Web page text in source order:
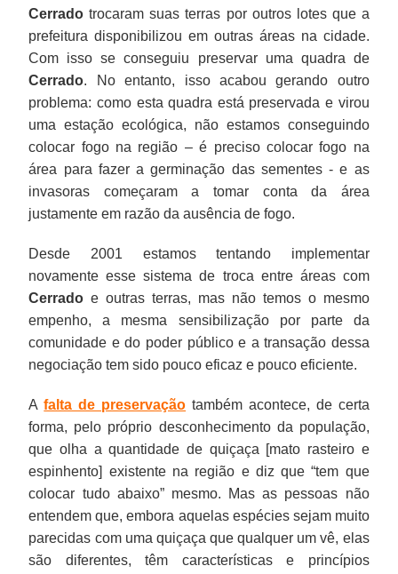
Cerrado trocaram suas terras por outros lotes que a
prefeitura disponibilizou em outras áreas na cidade.
Com isso se conseguiu preservar uma quadra de
Cerrado. No entanto, isso acabou gerando outro
problema: como esta quadra está preservada e virou
uma estação ecológica, não estamos conseguindo
colocar fogo na região – é preciso colocar fogo na
área para fazer a germinação das sementes - e as
invasoras começaram a tomar conta da área
justamente em razão da ausência de fogo.
Desde 2001 estamos tentando implementar
novamente esse sistema de troca entre áreas com
Cerrado e outras terras, mas não temos o mesmo
empenho, a mesma sensibilização por parte da
comunidade e do poder público e a transação dessa
negociação tem sido pouco eficaz e pouco eficiente.
Afalta de preservação também acontece, de certa
forma, pelo próprio desconhecimento da população,
que olha a quantidade de quiçaça [mato rasteiro e
espinhento] existente na região e diz que “tem que
colocar tudo abaixo” mesmo. Mas as pessoas não
entendem que, embora aquelas espécies sejam muito
parecidas com uma quiçaça que qualquer um vê, elas
são diferentes, têm características e princípios